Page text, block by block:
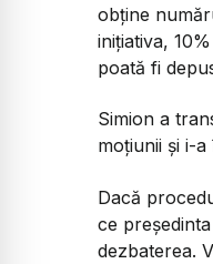
obține
inițiativa,
poată fi
Simion a
moțiunii și i-
Dacă
ce
dezbaterea.